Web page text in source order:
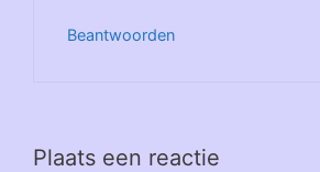
Beantwoorden
Plaats een reactie